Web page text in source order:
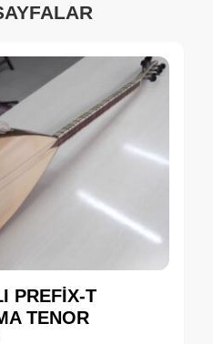
PREFİX-T
TENOR